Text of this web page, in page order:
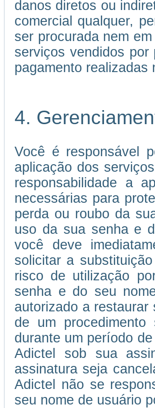
danos diretos ou
comercial qualquer,
ser procurada nem
serviços vendidos
pagamento realizadas
4.
Você é responsável
aplicação dos
responsabilidade a
necessárias para
perda ou roubo da
uso da sua senha e
você deve
solicitar a
risco de utilização
senha e do seu
autorizado a
de um
durante um período
Adictel sob sua
assinatura seja
Adictel não se
seu nome de usuário